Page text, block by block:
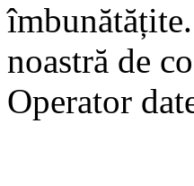
noastră de
Operator